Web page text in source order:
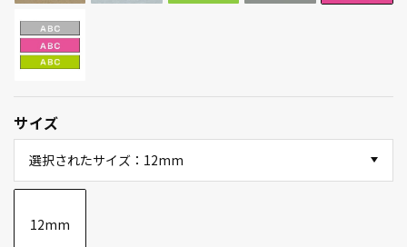
サイズ
選択されたサイズ：12mm
12mm